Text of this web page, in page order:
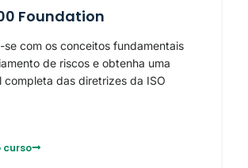
Foundation
se com os conceitos fundamentais
de riscos e obtenha uma
completa das diretrizes da ISO
curso